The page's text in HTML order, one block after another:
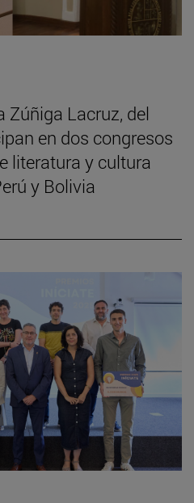
Zúñiga Lacruz, del
en dos congresos
literatura y cultura
y Bolivia